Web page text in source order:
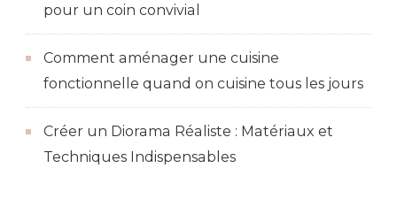
pour un coin convivial
Comment aménager une cuisine
fonctionnelle quand on cuisine tous les jours
Créer un Diorama Réaliste : Matériaux et
Techniques Indispensables